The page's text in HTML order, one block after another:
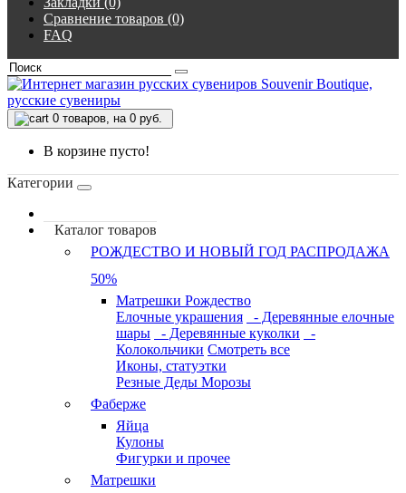
Сравнение товаров (0)
FAQ
0 товаров, на 0 руб.
В корзине пусто!
Категории
Каталог товаров
РОЖДЕСТВО И НОВЫЙ ГОД РАСПРОДАЖА
50%
Матрешки Рождество
Елочные украшения
- Деревянные елочные
шары
- Деревянные куколки
-
Колокольчики Смотреть все
Иконы, статуэтки
Резные Деды Морозы
Фаберже
Яйца
Кулоны
Фигурки и прочее
Матрешки